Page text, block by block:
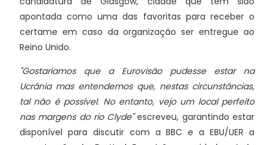
apontada como uma das favoritas para receber o
certame em caso da organização ser entregue ao
Reino Unido.
"Gostaríamos que a Eurovisão pudesse estar na
Ucrânia mas entendemos que, nestas circunstâncias,
tal não é possível. No entanto, vejo um local perfeito
nas margens do rio Clyde"escreveu, garantindo estar
disponível para discutir com a BBC e a EBU/UER a